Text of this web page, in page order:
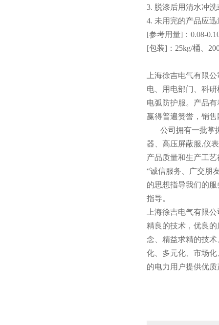
3. 脱漆后用清水冲
4. 未用完的产品应
[参考用量]：0.08-
[包装]：25kg/桶、
上海徐吉电气有限
电、用电部门、科
电弧防护服。产品
赢得普遍赞誉，销
公司拥有一批掌握
器、高压屏蔽服,仪
产品质量和生产工
“诚信服务、广交朋
的思想指导我们的
指导。
上海徐吉电气有限
精良的技术，优良
念、精益求精的技
化、多元化、市场
的电力用户提供优质